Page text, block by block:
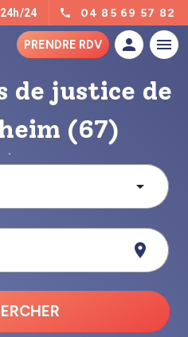
24 04 85 69 57 82
PRENDRE RDV
de justice de
(67)